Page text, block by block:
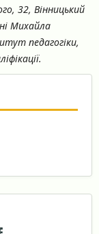
32, Вінницький
Михайла
педагогіки,